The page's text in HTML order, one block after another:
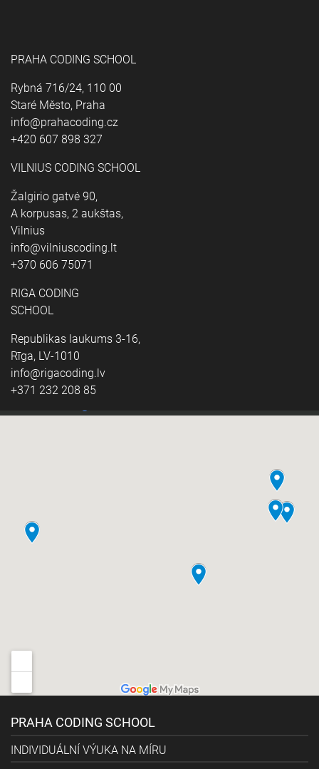
PRAHA CODING SCHOOL
Rybná 716/24, 110 00
Staré Město, Praha
info@prahacoding.cz
+420 607 898 327
VILNIUS CODING SCHOOL
Žalgirio gatvė 90,
A korpusas, 2 aukštas,
Vilnius
info@vilniuscoding.lt
+370 606 75071
RIGA CODING
SCHOOL
Republikas laukums 3-16,
Rīga, LV-1010
info@rigacoding.lv
+371 232 208 85
PRAHA CODING SCHOOL
INDIVIDUÁLNÍ VÝUKA NA MÍRU